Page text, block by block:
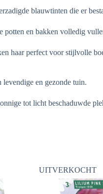
blauwtinten die er
potten en bakken volledig
haar perfect voor stijlvolle
en gezonde tuin.
tot licht beschaduwde
UITVERKOCHT